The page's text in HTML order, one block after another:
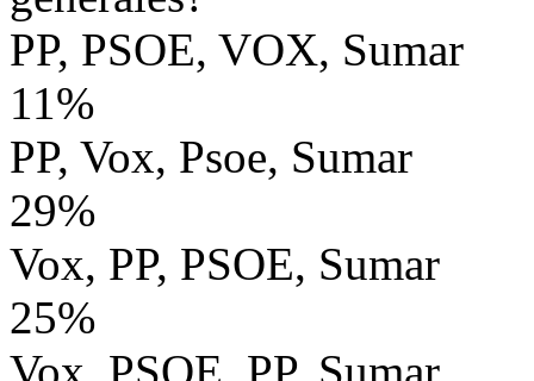
PP, PSOE, VOX, Sumar
11%
PP, Vox, Psoe, Sumar
29%
Vox, PP, PSOE, Sumar
25%
Vox, PSOE, PP, Sumar